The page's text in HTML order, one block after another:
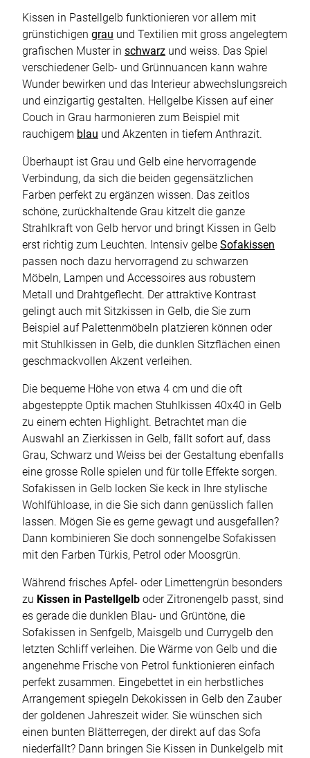
Kissen in Pastellgelb funktionieren vor allem mit
grünstichigen grau und Textilien mit gross angelegtem
grafischen Muster in schwarz und weiss. Das Spiel
verschiedener Gelb- und Grünnuancen kann wahre
Wunder bewirken und das Interieur abwechslungsreich
und einzigartig gestalten. Hellgelbe Kissen auf einer
Couch in Grau harmonieren zum Beispiel mit
rauchigem blau und Akzenten in tiefem Anthrazit.
Überhaupt ist Grau und Gelb eine hervorragende
Verbindung, da sich die beiden gegensätzlichen
Farben perfekt zu ergänzen wissen. Das zeitlos
schöne, zurückhaltende Grau kitzelt die ganze
Strahlkraft von Gelb hervor und bringt Kissen in Gelb
erst richtig zum Leuchten. Intensiv gelbe Sofakissen
passen noch dazu hervorragend zu schwarzen
Möbeln, Lampen und Accessoires aus robustem
Metall und Drahtgeflecht. Der attraktive Kontrast
gelingt auch mit Sitzkissen in Gelb, die Sie zum
Beispiel auf Palettenmöbeln platzieren können oder
mit Stuhlkissen in Gelb, die dunklen Sitzflächen einen
geschmackvollen Akzent verleihen.
Die bequeme Höhe von etwa 4 cm und die oft
abgesteppte Optik machen Stuhlkissen 40x40 in Gelb
zu einem echten Highlight. Betrachtet man die
Auswahl an Zierkissen in Gelb, fällt sofort auf, dass
Grau, Schwarz und Weiss bei der Gestaltung ebenfalls
eine grosse Rolle spielen und für tolle Effekte sorgen.
Sofakissen in Gelb locken Sie keck in Ihre stylische
Wohlfühloase, in die Sie sich dann genüsslich fallen
lassen. Mögen Sie es gerne gewagt und ausgefallen?
Dann kombinieren Sie doch sonnengelbe Sofakissen
mit den Farben Türkis, Petrol oder Moosgrün.
Während frisches Apfel- oder Limettengrün besonders
zu Kissen in Pastellgelb oder Zitronengelb passt, sind
es gerade die dunklen Blau- und Grüntöne, die
Sofakissen in Senfgelb, Maisgelb und Currygelb den
letzten Schliff verleihen. Die Wärme von Gelb und die
angenehme Frische von Petrol funktionieren einfach
perfekt zusammen. Eingebettet in ein herbstliches
Arrangement spiegeln Dekokissen in Gelb den Zauber
der goldenen Jahreszeit wider. Sie wünschen sich
einen bunten Blätterregen, der direkt auf das Sofa
niederfällt? Dann bringen Sie Kissen in Dunkelgelb mit